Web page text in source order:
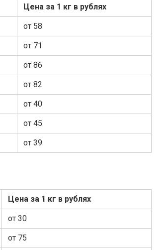
Цена за 1 кг в рублях
от 58
от 71
от 86
от 82
от 40
от 45
от 39
Цена за 1 кг в рублях
от 30
от 75